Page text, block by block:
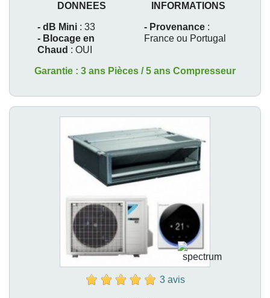
DONNEES
- dB Mini : 33
- Blocage en
Chaud : OUI
INFORMATIONS
- Provenance :
France ou Portugal
Garantie : 3 ans Pièces / 5 ans Compresseur
3 avis